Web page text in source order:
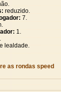
reduzido.
7.
1.
lealdade.
as rondas speed